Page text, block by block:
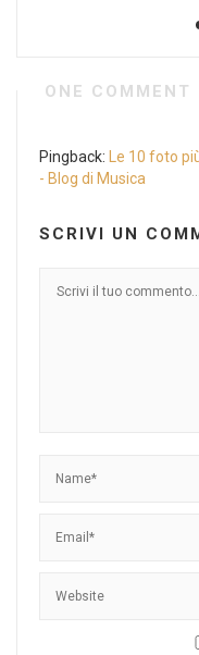
ONE COMMENT
Pingback:
Le 10 foto
- Blog di Musica
SCRIVI UN